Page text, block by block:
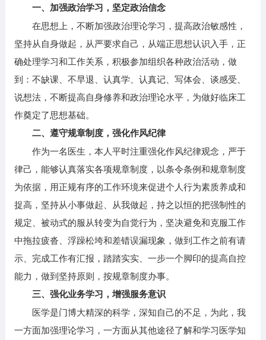
一、加强政治学习，坚定政治信念
在思想上，不断加强政治理论学习，提高政治敏感性，
坚持从自身做起，从严要求自己，从端正思想认识入手，正
确处理学习和工作关系，积极参加组织各种政治活动，做
到：不缺课、不早退、认真学、认真记、写体会、谈感受、
说想法，不断提高自身修养和政治理论水平，为做好临床工
作奠定了思想基础。
二、遵守规章制度，强化作风纪律
作为一名医生，本人平时注重强化作风纪律观念，严于
律己，能够认真落实各项规章制度，以条令条例和规章制度
为依据，用正规有序的工作环境来促进个人行为素质养成和
捉高，坚持从小事做起、从我做起，持之以恒的把强制性的
规定、被动式的服从转变为自觉行为，坚决避免和克服工作
中拖拉疲沓、浮躁松垮和差错误漏现象，做到工作之前有请
示、完成工作有汇报，踏踏实实、一步一个脚印的提高自控
能力，做到坚持原则，按规章制度办事。
三、强化业务学习，增强服务意识
医学是门博大精深的科学，深知自己的不足，为此，我
一方面加强理论学习，一方面从其他途径了解和学习医学知